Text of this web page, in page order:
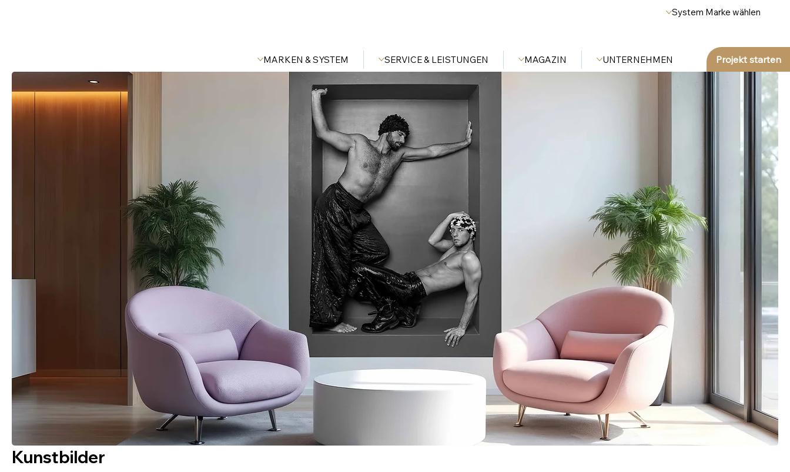
UNTERNEHMEN
MAGAZIN
SERVICE & LEISTUNGEN
MARKEN & SYSTEM Projekt starten
System Marke wählen
Kunstbilder